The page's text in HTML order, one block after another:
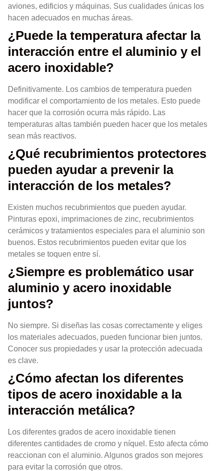
aviones, edificios y máquinas. Sus cualidades únicas los
hacen adecuados en muchas áreas.
¿Puede la temperatura afectar la
interacción entre el aluminio y el
acero inoxidable?
Definitivamente. Los cambios de temperatura pueden
modificar el comportamiento de los metales. Esto puede
hacer que la corrosión ocurra más rápido. Las
temperaturas altas también pueden hacer que los metales
sean más reactivos.
¿Qué recubrimientos protectores
pueden ayudar a prevenir la
interacción de los metales?
Existen muchos recubrimientos que pueden ayudar.
Pinturas epoxi, imprimaciones de zinc, recubrimientos
cerámicos y tratamientos especiales para el aluminio son
buenos. Estos recubrimientos pueden evitar que los
metales se toquen entre sí.
¿Siempre es problemático usar
aluminio y acero inoxidable
juntos?
No siempre. Si diseñas las cosas correctamente y eliges
los materiales adecuados, pueden funcionar bien juntos.
Conocer sus propiedades y usar la protección adecuada
es clave.
¿Cómo afectan los diferentes
tipos de acero inoxidable a la
interacción metálica?
Los diferentes grados de acero inoxidable tienen
diferentes cantidades de cromo y níquel. Esto afecta cómo
reaccionan con el aluminio. Algunos grados son mejores
para evitar la corrosión que otros.